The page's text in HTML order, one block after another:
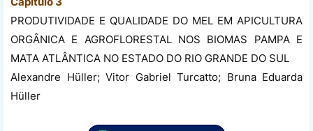
PRODUTIVIDADE E QUALIDADE DO MEL EM APICULTURA
ORGÂNICA E AGROFLORESTAL NOS BIOMAS PAMPA E
MATA ATLÂNTICA NO ESTADO DO RIO GRANDE DO SUL
Alexandre Hüller; Vitor Gabriel Turcatto; Bruna Eduarda
Hüller